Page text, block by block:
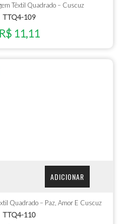
Têxtil Quadrado – Cuscuz
TTQ4-109
R$ 11,11
ADICIONAR
Quadrado – Paz, Amor E Cuscuz
TTQ4-110